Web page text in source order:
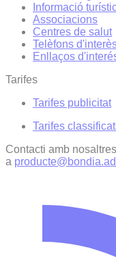
Informació
Associacions
Centres de salut
Telèfons
Enllaços
Tarifes
Tarifes publicitat
Tarifes
Contacti amb
a producte@bondia.ad